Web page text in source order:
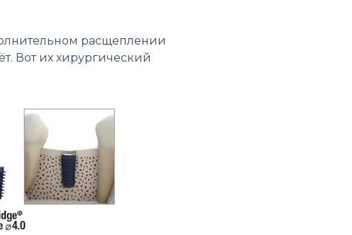
расщеплении
Вот их хирургический